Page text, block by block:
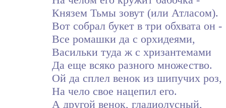
Князем Тьмы зовут (или Атласом).
Вот собрал букет в три обхвата он -
Все ромашки да с орхидеями,
Васильки туда ж с хризантемами
Да еще всяко разного множество.
Ой да сплел венок из шипучих роз,
На чело свое нацепил его.
А другой венок, гладиолусный,